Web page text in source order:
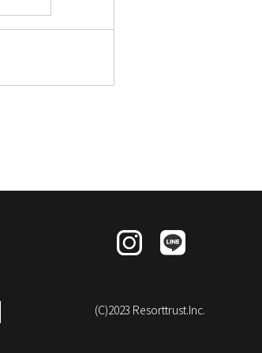
(C)2023 Resorttrust.Inc.